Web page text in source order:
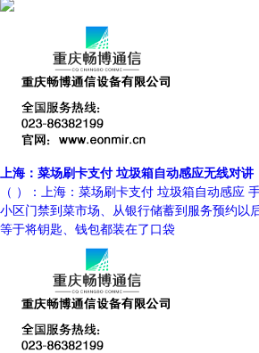
上海：菜场刷卡支付 垃圾箱自动感应无线对讲
（ ）：上海：菜场刷卡支付 垃圾箱自动感应
小区门禁到菜市场、从银行储蓄到服务预约以
等于将钥匙、钱包都装在了口袋